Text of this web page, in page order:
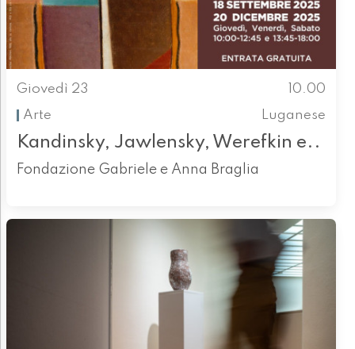
Giovedì 23
10.00
Arte
Luganese
Kandinsky, Jawlensky, Werefkin e..
Fondazione Gabriele e Anna Braglia